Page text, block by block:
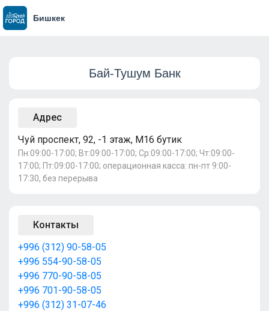
Бишкек
Бай-Тушум Банк
Адрес
Чуй проспект, 92, -1 этаж, M16 бутик
Пн:09:00-17:00; Вт:09:00-17:00; Ср:09:00-17:00; Чт:09:00-
17:00; Пт:09:00-17:00; операционная касса: пн-пт 9:00-
17:30, без перерыва
Контакты
+996 (312) 90-58-05
+996 554-90-58-05
+996 770-90-58-05
+996 701-90-58-05
+996 (312) 31-07-46